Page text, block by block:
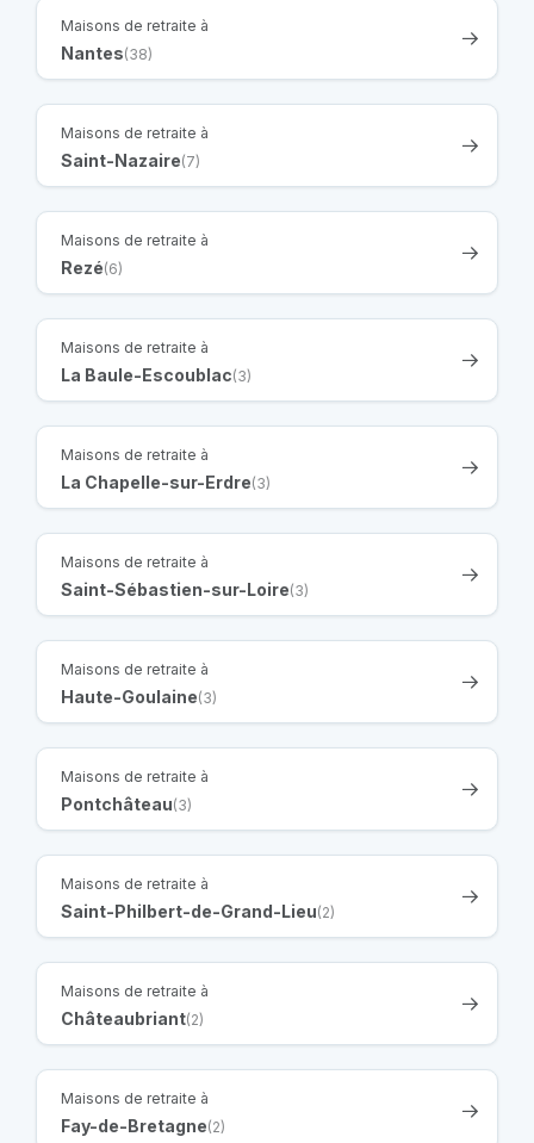
Maisons de retraite à
Nantes(38)
Maisons de retraite à
Saint-Nazaire(7)
Maisons de retraite à
Rezé(6)
Maisons de retraite à
La Baule-Escoublac(3)
Maisons de retraite à
La Chapelle-sur-Erdre(3)
Maisons de retraite à
Saint-Sébastien-sur-Loire(3)
Maisons de retraite à
Haute-Goulaine(3)
Maisons de retraite à
Pontchâteau(3)
Maisons de retraite à
Saint-Philbert-de-Grand-Lieu(2)
Maisons de retraite à
Châteaubriant(2)
Maisons de retraite à
Fay-de-Bretagne(2)